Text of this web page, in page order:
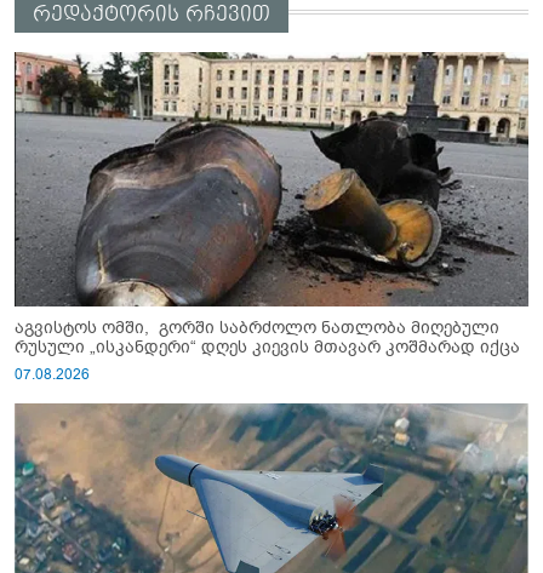
რედაქტორის რჩევით
აგვისტოს ომში, გორში საბრძოლო ნათლობა მიღებული
რუსული „ისკანდერი“ დღეს კიევის მთავარ კოშმარად იქცა
07.08.2026